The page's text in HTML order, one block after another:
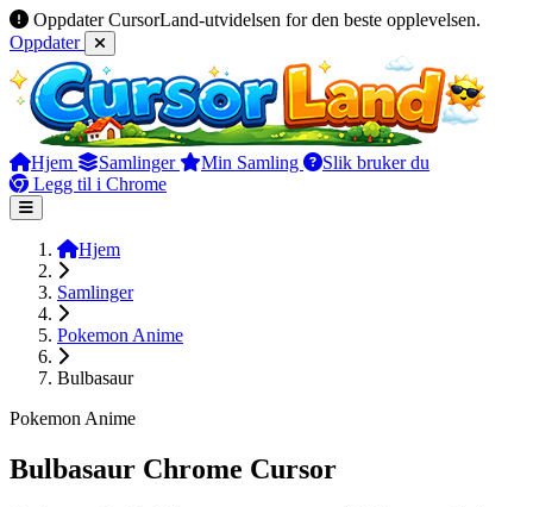
Oppdater CursorLand-utvidelsen for den beste opplevelsen.
Oppdater
Hjem Samlinger Min Samling
Slik bruker du
Legg til i Chrome
Hjem
Samlinger
Pokemon Anime
Bulbasaur
Pokemon Anime
Bulbasaur Chrome Cursor